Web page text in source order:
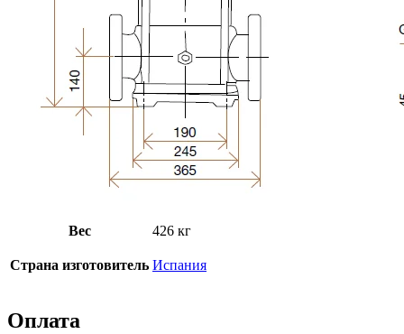
Вес 426 кг
Страна изготовитель Испания
Оплата